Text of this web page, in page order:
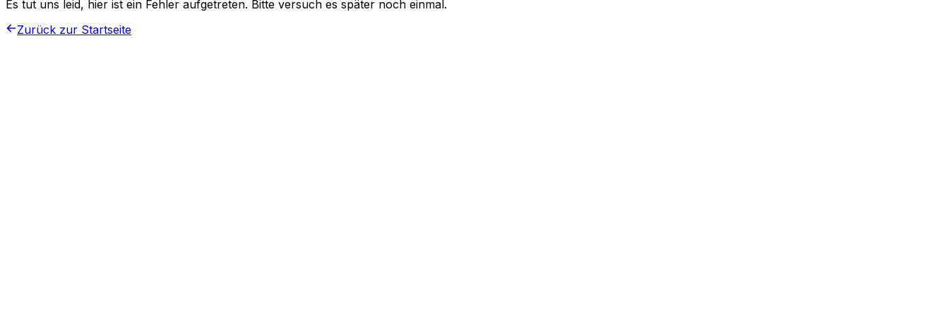
Es tut uns leid, hier ist ein Fehler aufgetreten. Bitte versuch es später noch einmal.
Zurück zur Startseite